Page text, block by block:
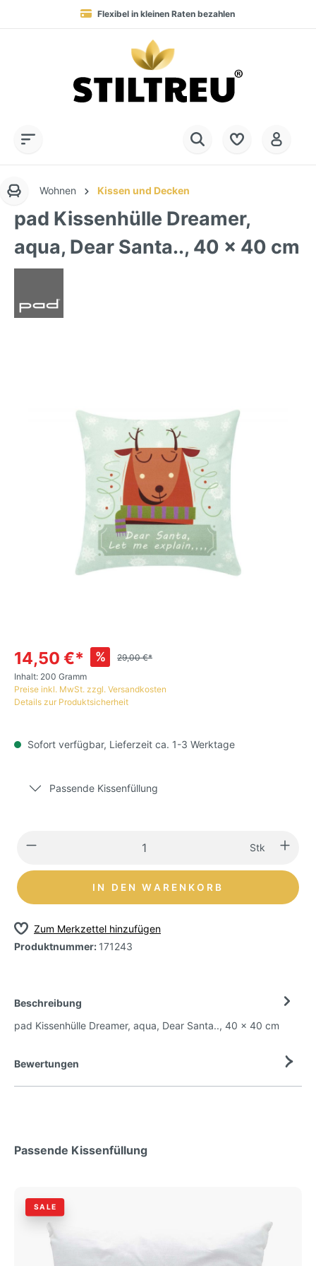
Flexibel in kleinen Raten bezahlen
Blitzversand in 1-2 Werktagen nach DE, AT & NL
+49 (0) 28 32 - 408 990 0
Dauerhaft hohe Warenverfügbarkeit
SSL-verschlüsselt online einkaufen
Wohnen Kissen und Decken
pad Kissenhülle Dreamer,
aqua, Dear Santa.., 40 x 40 cm
14,50 €* %
29,00 €*
Inhalt: 200 Gramm
Preise inkl. MwSt. zzgl. Versandkosten
Details zur Produktsicherheit
Sofort verfügbar, Lieferzeit ca. 1-3 Werktage
Passende Kissenfüllung
Stk
IN DEN WARENKORB
Zum Merkzettel hinzufügen
Produktnummer: 171243
Beschreibung
pad Kissenhülle Dreamer, aqua, Dear Santa.., 40 x 40 cm
Bewertungen
Passende Kissenfüllung
SALE